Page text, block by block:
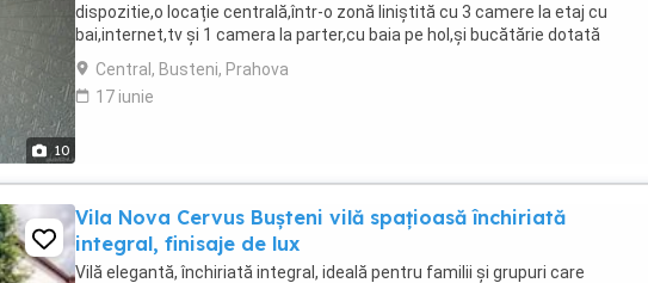
10
dispozitie,o locație centrală,într-o zonă liniștită cu 3 camere la etaj cu
bai,internet,tv și 1 camera la parter,cu baia pe hol,și bucătărie dotată
cu tot ce este ...
Central, Busteni, Prahova
17 iunie
Vila Nova Cervus Bușteni vilă spațioasă închiriată
integral, finisaje de lux
Vilă elegantă, închiriată integral, ideală pentru familii și grupuri care